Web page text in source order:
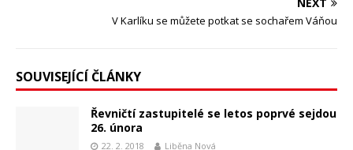
NEXT
V Karlíku se můžete potkat se sochařem Váňou
SOUVISEJÍCÍ ČLÁNKY
Řevničtí zastupitelé se letos poprvé sejdou
26. února
22. 2. 2018 Liběna Nová